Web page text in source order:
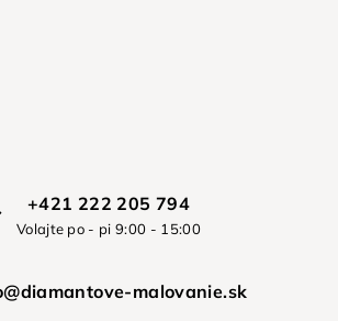
+421 222 205 794
Volajte po - pi 9:00 - 15:00
malovanie.sk